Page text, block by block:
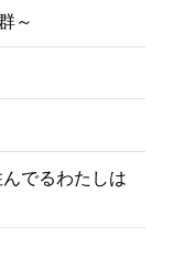
～
でるわたしは